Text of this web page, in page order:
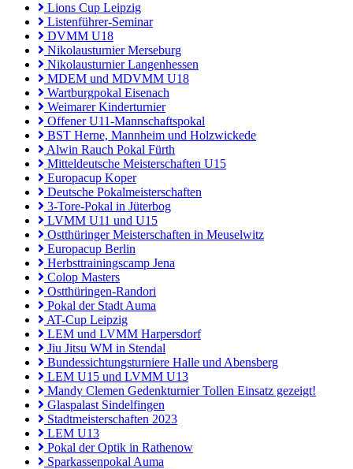
Lions Cup Leipzig
Listenführer-Seminar
DVMM U18
Nikolausturnier Merseburg
Nikolausturnier Langenhessen
MDEM und MDVMM U18
Wartburgpokal Eisenach
Weimarer Kinderturnier
Offener U11-Mannschaftspokal
BST Herne, Mannheim und Holzwickede
Alwin Rauch Pokal Fürth
Mitteldeutsche Meisterschaften U15
Europacup Koper
Deutsche Pokalmeisterschaften
3-Tore-Pokal in Jüterbog
LVMM U11 und U15
Ostthüringer Meisterschaften in Meuselwitz
Europacup Berlin
Herbsttrainingscamp Jena
Colop Masters
Ostthüringen-Randori
Pokal der Stadt Auma
AT-Cup Leipzig
LEM und LVMM Harpersdorf
Jiu Jitsu WM in Stendal
Bundessichtungsturniere Halle und Abensberg
LEM U15 und LVMM U13
Mandy Clemen Gedenkturnier Tollen Einsatz gezeigt!
Glaspalast Sindelfingen
Stadtmeisterschaften 2023
LEM U13
Pokal der Optik in Rathenow
Sparkassenpokal Auma